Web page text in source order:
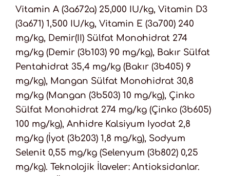
Vitamin A (3a672a) 25,000 IU/kg, Vitamin D3
(3a671) 1,500 IU/kg, Vitamin E (3a700) 240
mg/kg, Demir(II) Sülfat Monohidrat 274
mg/kg (Demir (3b103) 90 mg/kg), Bakır Sülfat
Pentahidrat 35,4 mg/kg (Bakır (3b405) 9
mg/kg), Mangan Sülfat Monohidrat 30,8
mg/kg (Mangan (3b503) 10 mg/kg), Çinko
Sülfat Monohidrat 274 mg/kg (Çinko (3b605)
100 mg/kg), Anhidre Kalsiyum Iyodat 2,8
mg/kg (İyot (3b203) 1,8 mg/kg), Sodyum
Selenit 0,55 mg/kg (Selenyum (3b802) 0,25
mg/kg). Teknolojik İlaveler: Antioksidanlar.